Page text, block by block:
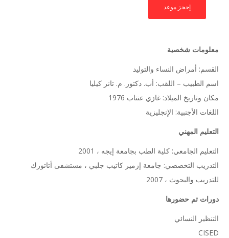
إحجز موعد
معلومات شخصية
القسم: أمراض النساء والتوليد
اسم الطبيب – اللقب: أب. دكتور. م. تانر كيليا
مكان وتاريخ الميلاد: غازي عنتاب 1976
اللغات الأجنبية: الإنجليزية
التعليم المهني
التعليم الجامعي: كلية الطب بجامعة إيجه ، 2001
التدريب التخصصي: جامعة إزمير كاتيب جلبي ، مستشفى أتاتورك
للتدريب والبحوث ، 2007
دورات تم حضورها
التنظير النسائي
CISED